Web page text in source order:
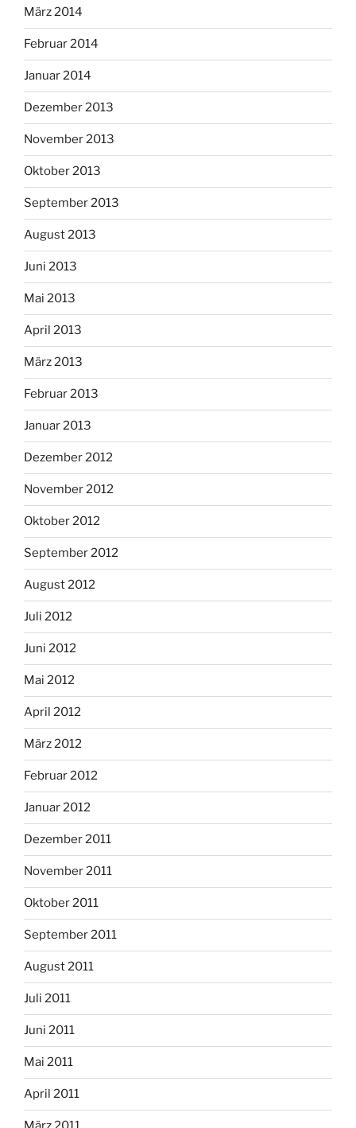
März 2014
Februar 2014
Januar 2014
Dezember 2013
November 2013
Oktober 2013
September 2013
August 2013
Juni 2013
Mai 2013
April 2013
März 2013
Februar 2013
Januar 2013
Dezember 2012
November 2012
Oktober 2012
September 2012
August 2012
Juli 2012
Juni 2012
Mai 2012
April 2012
März 2012
Februar 2012
Januar 2012
Dezember 2011
November 2011
Oktober 2011
September 2011
August 2011
Juli 2011
Juni 2011
Mai 2011
April 2011